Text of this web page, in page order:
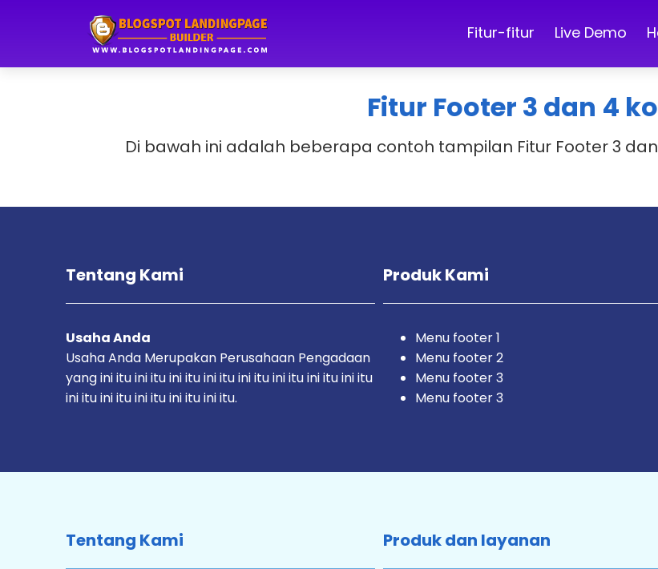
Fitur-fitur Live Demo
Fitur Footer 3 dan 4
Di bawah ini adalah beberapa contoh tampilan Fitur Footer 3
Tentang Kami
Usaha Anda
Usaha Anda Merupakan Perusahaan Pengadaan
yang ini itu ini itu ini itu ini itu ini itu ini itu ini itu ini itu
ini itu ini itu ini itu ini itu ini itu.
Produk Kami
Menu footer 1
Menu footer 2
Menu footer 3
Menu footer 3
Tentang Kami Produk dan layanan